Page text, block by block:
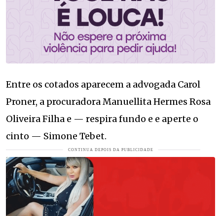
Entre os cotados aparecem a advogada Carol
Proner, a procuradora Manuellita Hermes Rosa
Oliveira Filha e — respira fundo e e aperte o
cinto — Simone Tebet.